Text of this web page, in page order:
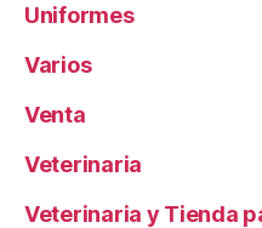
Uniformes
Varios
Venta
Veterinaria
Veterinaria y Tienda